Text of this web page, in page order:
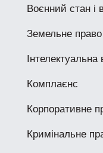
Воєнний стан і
Земельне право
Інтелектуальна
Комплаєнс
Корпоративне
Кримінальне